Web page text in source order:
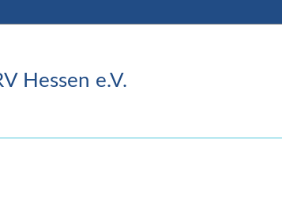
Hessen e.V.